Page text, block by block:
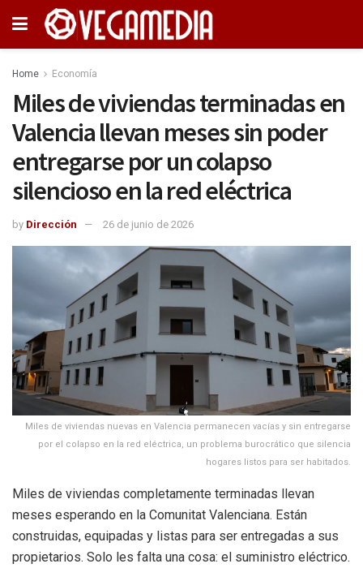
Home Economía
Miles de viviendas terminadas en
Valencia llevan meses sin poder
entregarse por un colapso
silencioso en la red eléctrica
by Dirección 26 de junio de 2026
Miles de viviendas nuevas en Valencia permanecen vacías y sin entregarse
por el colapso en la red eléctrica, un problema burocrático que silencia
hogares listos para ser habitados.
Miles de viviendas completamente terminadas llevan
meses esperando en la Comunitat Valenciana. Están
construidas, equipadas y listas para ser entregadas a sus
propietarios. Solo les falta una cosa: el suministro eléctrico.